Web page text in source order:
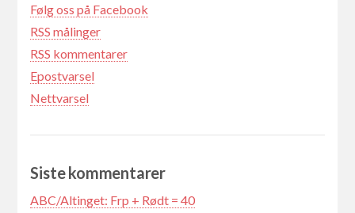
Følg oss på Facebook
RSS målinger
RSS kommentarer
Epostvarsel
Nettvarsel
Siste kommentarer
ABC/Altinget: Frp + Rødt = 40